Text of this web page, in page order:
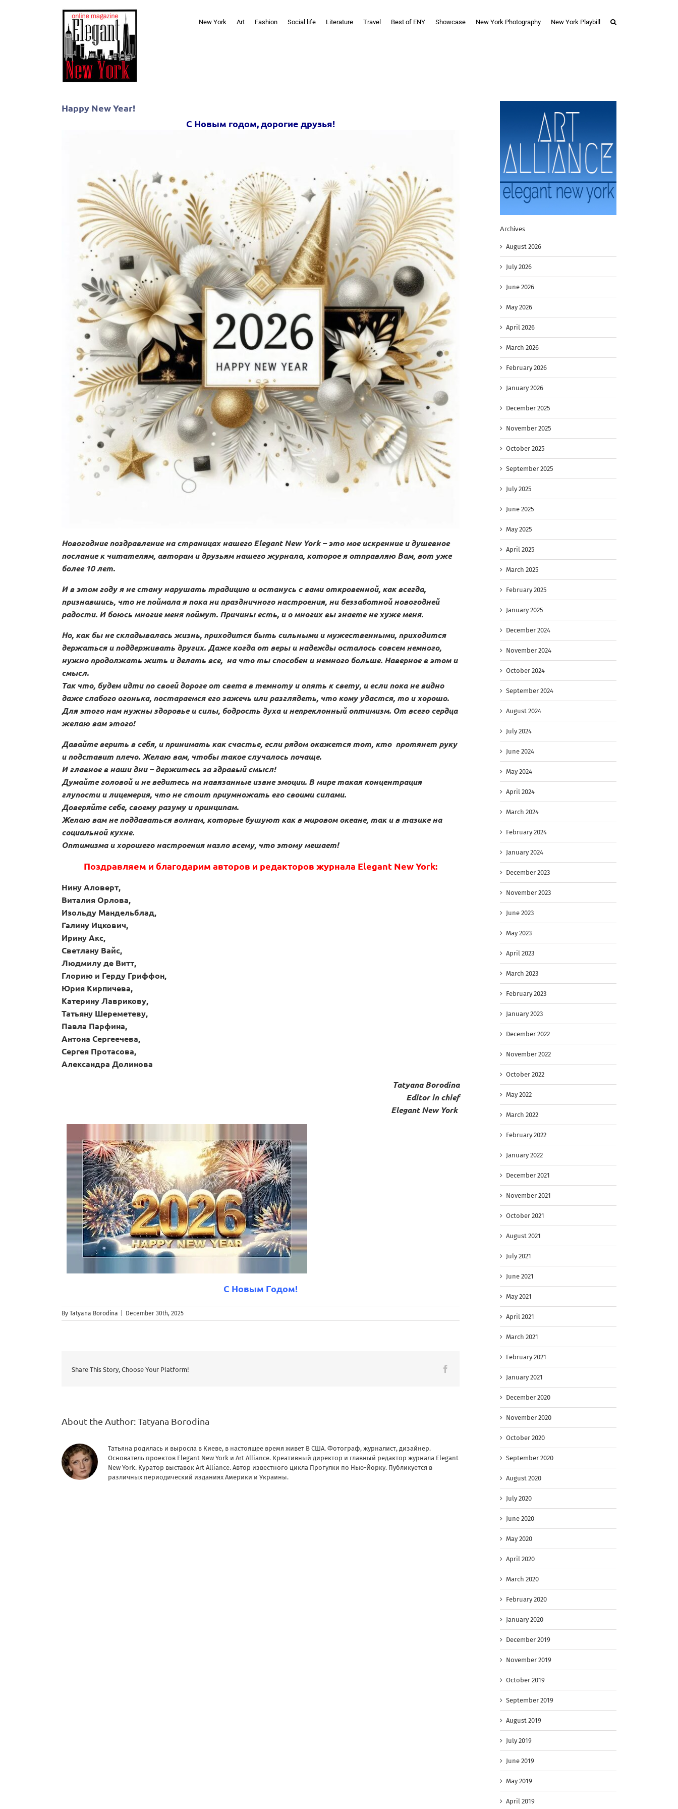
New York Art Fashion Social life Literature Travel Best of ENY Showcase New York Photography New York Playbill
Happy New Year!
С Новым годом, дорогие друзья!
Новогодние поздравление на страницах нашего Elegant New York – этомое искренние и душевное
послание к читателям, авторам и друзьям нашего журнала, которое я отправляю Вам, вот уже
более 10 лет.
И в этом году я не стану нарушать традицию и останусь с вами откровенной, как всегда,
признавшись, что не поймала я пока ни праздничного настроения, ни беззаботной новогодней
радости. И боюсь многие меня поймут. Причины есть, и о многих вы знаете не хуже меня.
Но, как бы не складывалась жизнь, приходится быть сильными и мужественными, приходится
держаться и поддерживать других. Даже когда от веры и надежды осталось совсем немного,
нужно продолжать жить и делать все, на что ты способен и немного больше. Наверное в этом и
смысл.
Так что, будем идти по своей дороге от света в темноту и опять к свету, и если пока не видно
даже слабого огонька, постараемся его зажечь или разглядеть, что кому удастся, то и хорошо.
Для этого нам нужны здоровье и силы, бодрость духа и непреклонный оптимизм. От всего сердца
желаю вам этого!
Давайте верить в себя, и принимать как счастье, если рядом окажется тот, кто протянет руку
и подставит плечо. Желаю вам, чтобы такое случалось почаще.
И главное в наши дни – держитесь за здравый смысл!
Думайте головой и не ведитесь на навязанные извне эмоции. В мире такая концентрация
глупости и лицемерия, что не стоит приумножать его своими силами.
Доверяйте себе, своему разуму и принципам.
Желаю вам не поддаваться волнам, которые бушуют как в мировом океане, так и в тазике на
социальной кухне.
Оптимизма и хорошего настроения назло всему, что этому мешает!
Поздравляем и благодарим авторов и редакторов журнала Elegant New York:
Нину Аловерт,
Виталия Орлова,
Изольду Мандельблад,
Галину Ицкович,
Ирину Акс,
Светлану Вайс,
Людмилу де Витт,
Глорию и Герду Гриффон,
Юрия Кирпичева,
Катерину Лаврикову,
Татьяну Шереметеву,
Павла Парфина,
Антона Сергеечева,
Сергея Протасова,
Александра Долинова
Tatyana Borodina
Editor in chief
Elegant New York
С Новым Годом!
By Tatyana Borodina December 30th, 2025
Share This Story, Choose Your Platform!
About the Author:Tatyana Borodina
Татьяна родилась и выросла в Киеве, в настоящее время живет В США. Фотограф, журналист, дизайнер.
Основатель проектов Elegant New York и Art Alliance. Креативный директор и главный редактор журнала Elegant
New York. Куратор выставок Art Alliance. Автор известного цикла Прогулки по Нью-Йорку. Публикуется в
различных периодический изданиях Америки и Украины.
Archives
August 2026
July 2026
June 2026
May 2026
April 2026
March 2026
February 2026
January 2026
December 2025
November 2025
October 2025
September 2025
July 2025
June 2025
May 2025
April 2025
March 2025
February 2025
January 2025
December 2024
November 2024
October 2024
September 2024
August 2024
July 2024
June 2024
May 2024
April 2024
March 2024
February 2024
January 2024
December 2023
November 2023
June 2023
May 2023
April 2023
March 2023
February 2023
January 2023
December 2022
November 2022
October 2022
May 2022
March 2022
February 2022
January 2022
December 2021
November 2021
October 2021
August 2021
July 2021
June 2021
May 2021
April 2021
March 2021
February 2021
January 2021
December 2020
November 2020
October 2020
September 2020
August 2020
July 2020
June 2020
May 2020
April 2020
March 2020
February 2020
January 2020
December 2019
November 2019
October 2019
September 2019
August 2019
July 2019
June 2019
May 2019
April 2019